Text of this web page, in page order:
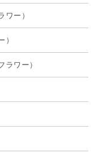
ワー）
）
ワー）